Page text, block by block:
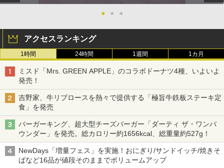
● ● ●
アクセスランキング
1時間 24時間 1週間 1カ月
ミスド「Mrs. GREEN APPLE」のコラボドーナツ4種、いよいよ
発売！
吉野家、牛リブロースを熱々で提供する「極旨牛鉄板ステーキ定
食」を発売
バーガーキング、超大型チーズバーガー「ダーティ ザ・ワンパ
ウンダー」を発売。総カロリー約1656kcal、総重量約527g！
NewDays「増量フェス」を実施！おにぎり/サンドイッチ/焼きそ
ばなど16品が値段そのままでボリュームアップ